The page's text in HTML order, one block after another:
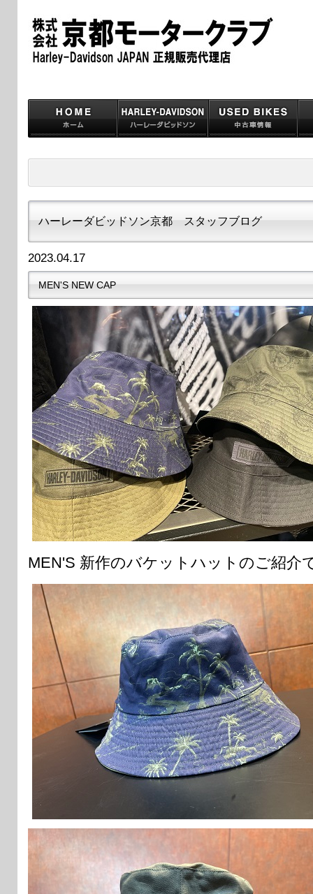
ハーレーダビッドソン京都 スタッフブログ
2023.04.17
MEN'S NEW CAP
MEN'S 新作のバケットハットのご紹介